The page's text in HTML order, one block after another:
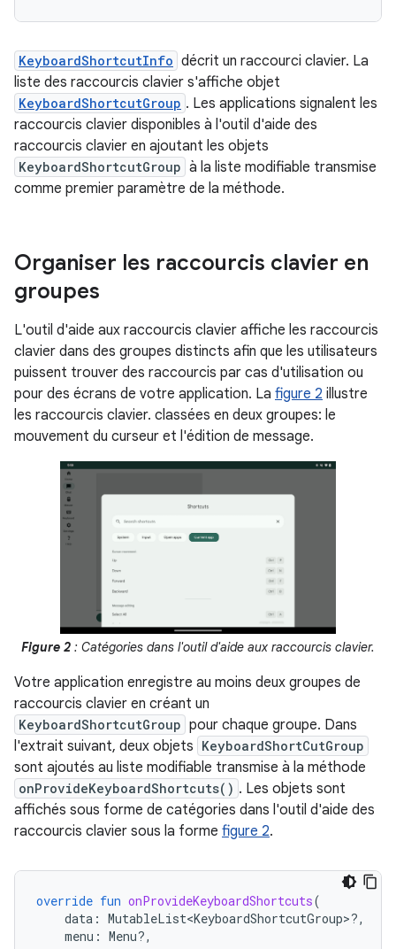
KeyboardShortcutInfo décrit un raccourci clavier. La
liste des raccourcis clavier s'affiche objet
KeyboardShortcutGroup . Les applications signalent les
raccourcis clavier disponibles à l'outil d'aide des
raccourcis clavier en ajoutant les objets
KeyboardShortcutGroup à la liste modifiable transmise
comme premier paramètre de la méthode.
Organiser les raccourcis clavier en
groupes
L'outil d'aide aux raccourcis clavier affiche les raccourcis
clavier dans des groupes distincts afin que les utilisateurs
puissent trouver des raccourcis par cas d'utilisation ou
pour des écrans de votre application. La figure 2 illustre
les raccourcis clavier. classées en deux groupes: le
mouvement du curseur et l'édition de message.
Figure 2 : Catégories dans l'outil d'aide aux raccourcis clavier.
Votre application enregistre au moins deux groupes de
raccourcis clavier en créant un
KeyboardShortcutGroup pour chaque groupe. Dans
l'extrait suivant, deux objets KeyboardShortCutGroup
sont ajoutés au liste modifiable transmise à la méthode
onProvideKeyboardShortcuts() . Les objets sont
affichés sous forme de catégories dans l'outil d'aide des
raccourcis clavier sous la forme figure 2.
override fun onProvideKeyboardShortcuts(
data : MutableList<KeyboardShortcutGroup>?,
menu : Menu?,